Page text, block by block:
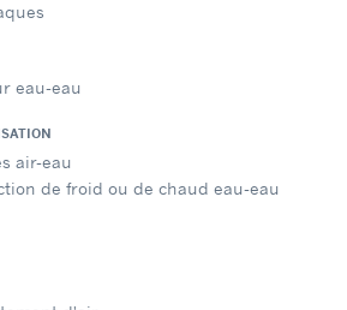
eau-eau
air-eau
de froid ou de chaud eau-eau